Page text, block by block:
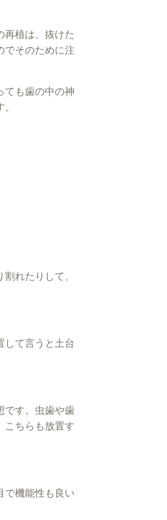
再植は、抜けた
でそのために注
ても歯の中の神
れたりして、
して言うと土台
です。虫歯や歯
こちらも放置す
で機能性も良い